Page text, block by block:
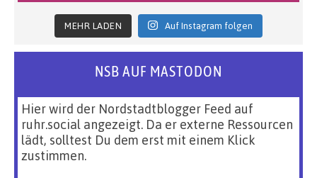
MEHR LADEN Auf Instagram folgen
NSB AUF MASTODON
Hier wird der Nordstadtblogger Feed auf
ruhr.social angezeigt. Da er externe Ressourcen
lädt, solltest Du dem erst mit einem Klick
zustimmen.